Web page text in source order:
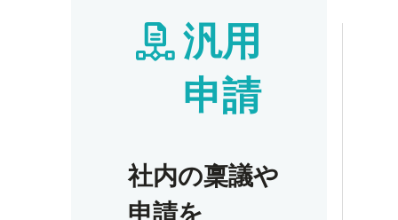
汎用
申請
社内の稟議や
申請を